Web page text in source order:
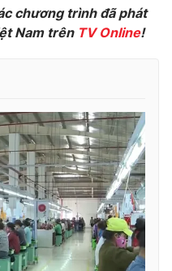
Việt Nam
điện tử số 483/GP-BTTTT
Hạnh, Phạm Quốc Thắng,
355 932
chương trình đã phát
Nam trên TV Online!